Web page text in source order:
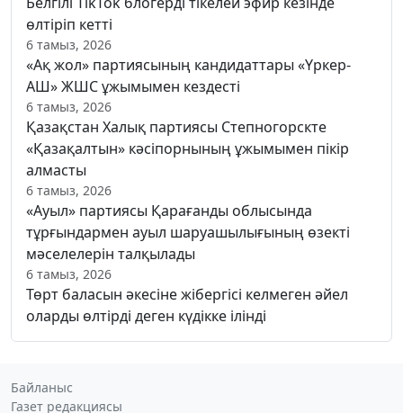
өлтіріп кетті
6 тамыз, 2026
«Ақ жол» партиясының кандидаттары «Үркер-
АШ» ЖШС ұжымымен кездесті
6 тамыз, 2026
Қазақстан Халық партиясы Степногорскте
«Қазақалтын» кәсіпорнының ұжымымен пікір
алмасты
6 тамыз, 2026
«Ауыл» партиясы Қарағанды облысында
тұрғындармен ауыл шаруашылығының өзекті
мәселелерін талқылады
6 тамыз, 2026
Төрт баласын әкесіне жібергісі келмеген әйел
оларды өлтірді деген күдікке ілінді
Байланыс
Газет редакциясы